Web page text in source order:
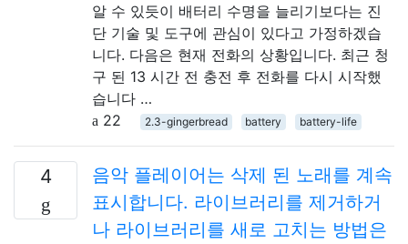
알 수 있듯이 배터리 수명을 늘리기보다는 진
단 기술 및 도구에 관심이 있다고 가정하겠습
니다. 다음은 현재 전화의 상황입니다. 최근 청
구 된 13 시간 전 충전 후 전화를 다시 시작했
습니다 …
22
2.3-gingerbread battery battery-life
4
음악 플레이어는 삭제 된 노래를 계속
표시합니다. 라이브러리를 제거하거
나 라이브러리를 새로 고치는 방법은